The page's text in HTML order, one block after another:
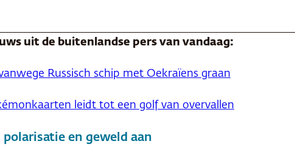
uit de buitenlandse pers van vandaag:
Russisch schip met Oekraïens graan
leidt tot een golf van overvallen
en geweld aan